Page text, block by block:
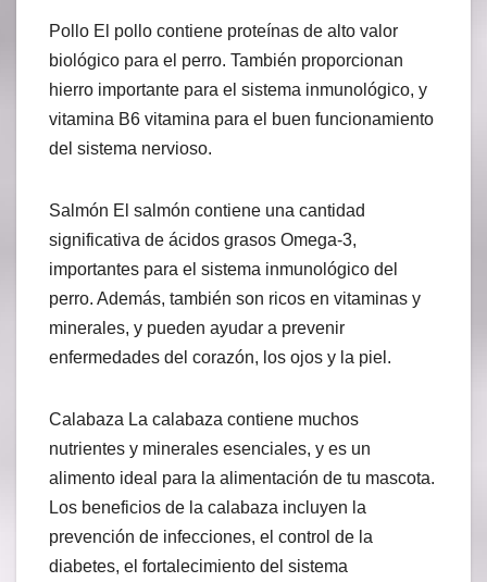
Pollo El pollo contiene proteínas de alto valor
biológico para el perro. También proporcionan
hierro importante para el sistema inmunológico, y
vitamina B6 vitamina para el buen funcionamiento
del sistema nervioso.
Salmón El salmón contiene una cantidad
significativa de ácidos grasos Omega-3,
importantes para el sistema inmunológico del
perro. Además, también son ricos en vitaminas y
minerales, y pueden ayudar a prevenir
enfermedades del corazón, los ojos y la piel.
Calabaza La calabaza contiene muchos
nutrientes y minerales esenciales, y es un
alimento ideal para la alimentación de tu mascota.
Los beneficios de la calabaza incluyen la
prevención de infecciones, el control de la
diabetes, el fortalecimiento del sistema